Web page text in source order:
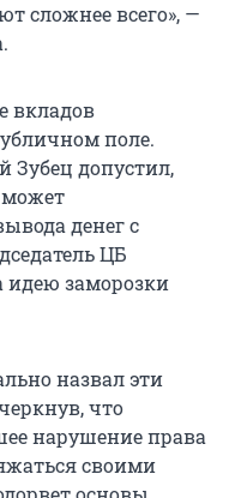
сложнее всего», —
вкладов
поле.
Зубец допустил,
денег с
ЦБ
идею заморозки
назвал эти
что
нарушение права
своими